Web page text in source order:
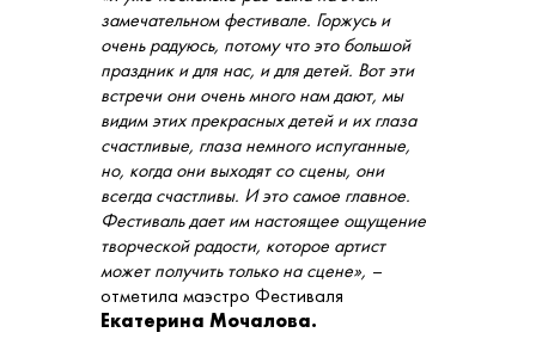
замечательном фестивале. Горжусь и
очень радуюсь, потому что это большой
праздник и для нас, и для детей. Вот эти
встречи они очень много нам дают, мы
видим этих прекрасных детей и их глаза
счастливые, глаза немного испуганные,
но, когда они выходят со сцены, они
всегда счастливы. И это самое главное.
Фестиваль дает им настоящее ощущение
творческой радости, которое артист
может получить только на сцене», –
отметила маэстро Фестиваля
Екатерина Мочалова.